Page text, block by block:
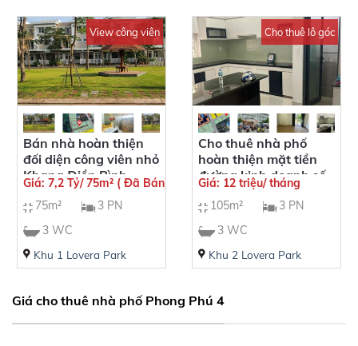
View công viên
Bán nhà hoàn thiện
đối diện công viên nhỏ
Khang Điền Bình
Chánh
Giá: 7,2 Tỷ/ 75m² ( Đã Bán)
75m²
3 PN
3 WC
Khu 1 Lovera Park
Cho thuê lô góc
Cho thuê nhà phố
hoàn thiện mặt tiền
đường kinh doanh số
14 Khang Phúc
Phong Phú 4
Giá: 12 triệu/ tháng
105m²
3 PN
3 WC
Khu 2 Lovera Park
Giá cho thuê nhà phố Phong Phú 4